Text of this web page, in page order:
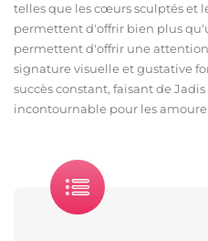
telles que les cœurs sculptés et
permettent d'offrir bien plus
permettent d'offrir une attention
signature visuelle et gustative
succès constant, faisant de
incontournable pour les